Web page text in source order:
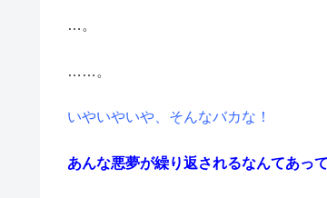
…。
……。
いやいやいや、そんなバカな！
あんな悪夢が繰り返されるなんてあっ